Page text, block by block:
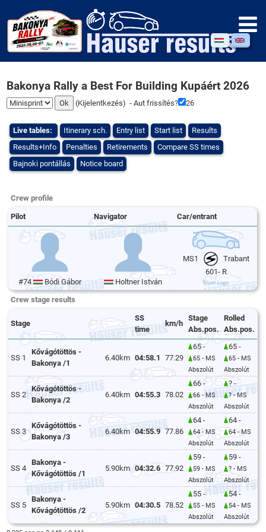
Bakonya Rally a Best For Building Kupáért 2026
(Kijelentkezés) - Aut frissítés? 26
Live tables: Itinerary sch. Entry list Start list
Results
Results+Info
Penalties Retirements
Compare SS times
Bajnoki pontállás
Notice board
Crew profile
Pilot Navigator Car/entrant
#74 Bódi Gábor Holtner István
MS1
Trabant
601- R
Crew stage results
Stage
SS
time
km/h
Stage
Abs.pos.
Rolled
Abs.pos.
SS 1
Kővágótöttös -
Bakonya /1
6.40km 04:58.1 77.29
65 -
65 - MS
Abszolút
65 -
65 - MS
Abszolút
SS 2
Kővágótöttös -
Bakonya /2
6.40km 04:55.3 78.02
66 -
66 - MS
Abszolút
? -
? - MS
Abszolút
SS 3
Kővágótöttös -
Bakonya /3
6.40km 04:55.9 77.86
64 -
64 - MS
Abszolút
64 -
64 - MS
Abszolút
SS 4
Bakonya -
Kővágótöttös /1
5.90km 04:32.6 77.92
59 -
59 - MS
Abszolút
59 -
? - MS
Abszolút
SS 5
Bakonya -
Kővágótöttös /2
5.90km 04:30.5 78.52
55 -
55 - MS
Abszolút
54 -
54 - MS
Abszolút